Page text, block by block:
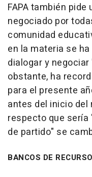
FAPA también
negociado por
comunidad
en la materia se
dialogar y
obstante, ha
para el presente
antes del inicio del
respecto que sería
de partido" se
BANCOS DE